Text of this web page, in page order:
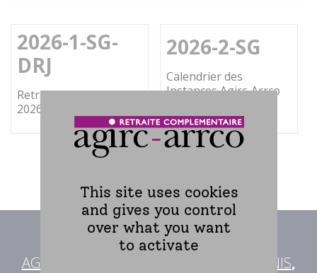
2026-1-SG-
DRJ
Retraite progressive
2026
2026-2-SG
Calendrier des
Instances Agirc-Arrco
Avec l'AGIRC-ARRCO
AG2R LA MONDIALE
MALAKOFF HUMANIS,
This site uses cookies
and gives you control
over what you want
to activate